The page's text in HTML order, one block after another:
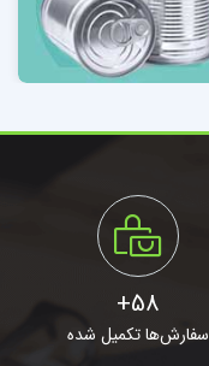
58+
سفارش‌ها تکمیل شده